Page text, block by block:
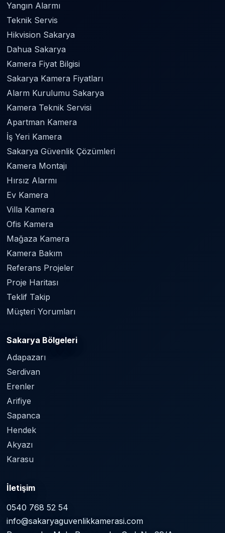
Yangın Alarmı
Teknik Servis
Hikvision Sakarya
Dahua Sakarya
Kamera Fiyat Bilgisi
Sakarya Kamera Fiyatları
Alarm Kurulumu Sakarya
Kamera Teknik Servisi
Apartman Kamera
İş Yeri Kamera
Sakarya Güvenlik Çözümleri
Kamera Montajı
Hırsız Alarmı
Ev Kamera
Villa Kamera
Ofis Kamera
Mağaza Kamera
Kamera Bakım
Referans Projeler
Proje Haritası
Teklif Takip
Müşteri Yorumları
Sakarya Bölgeleri
Adapazarı
Serdivan
Erenler
Arifiye
Sapanca
Hendek
Akyazı
Karasu
İletişim
0540 768 52 54
info@sakaryaguvenlikkamerasi.com